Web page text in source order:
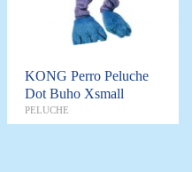
KONG Perro Peluche
Dot Buho Xsmall
PELUCHE